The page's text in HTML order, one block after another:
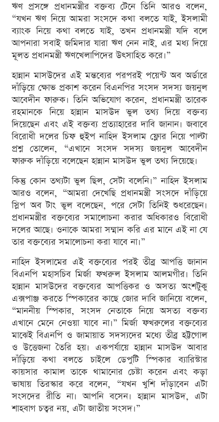
ঋণ প্রসঙ্গে প্রধানমন্ত্রীর বক্তব্য টেনে তিনি আরও বলেন,
“যখন ঋণ নিয়ে আমরা সংসদে কথা বলতে যাই, ইসলামী
ব্যাংক নিয়ে কথা বলতে যাই, তখন প্রধানমন্ত্রী যদি বলে
আপনারা সবাই জমিদার যারা ঋণ নেন নাই, এর মধ্য দিয়ে
মূলত প্রধানমন্ত্রী ঋণখেলাপিদের উৎসাহিত করে।”
হান্নান মাসউদের এই মন্তব্যের পরপরই পয়েন্ট অব অর্ডারে
দাঁড়িয়ে ক্ষোভ প্রকাশ করেন বিএনপির সংসদ সদস্য জয়নুল
আবেদীন ফারুক। তিনি অভিযোগ করেন, প্রধানমন্ত্রী তারেক
রহমানকে নিয়ে হান্নান মাসউদ ভুল তথ্য দিয়ে বক্তব্য
দিয়েছেন এবং এই বক্তব্য প্রত্যাহারের দাবি জানান। জবাবে
বিরোধী দলের চিফ হুইপ নাহিদ ইসলাম ফ্লোর নিয়ে পাল্টা
প্রশ্ন তোলেন, “এখানে সংসদ সদস্য জয়নুল আবেদীন
ফারুক দাঁড়িয়ে বলেছেন হান্নান মাসউদ ভুল তথ্য দিয়েছে।
কিন্তু কোন তথ্যটা ভুল ছিল, সেটা বলেনি।” নাহিদ ইসলাম
আরও বলেন, “আমরা দেখেছি প্রধানমন্ত্রী সংসদে দাঁড়িয়ে
স্লিপ অব টাং ভুল বলেছেন, পরে সেটা তিনিই শুধরেছেন।
প্রধানমন্ত্রীর বক্তব্যের সমালোচনা করার অধিকারও বিরোধী
দলের আছে। ওনাকে আমরা সম্মান করি এর মানে এই না যে
তার বক্তব্যের সমালোচনা করা যাবে না।”
নাহিদ ইসলামের এই বক্তব্যের পরই তীব্র আপত্তি জানান
বিএনপি মহাসচিব মির্জা ফখরুল ইসলাম আলমগীর। তিনি
হান্নান মাসউদের বক্তব্যের আপত্তিকর ও অসত্য অংশটুকু
এক্সপাঞ্জ করতে স্পিকারের কাছে জোর দাবি জানিয়ে বলেন,
“মাননীয় স্পিকার, সংসদ নেতাকে নিয়ে অসত্য বক্তব্য
এখানে মেনে নেওয়া যাবে না।” মির্জা ফখরুলের বক্তব্যের
মাঝেই বিএনপি ও জামায়াত সদস্যদের মধ্যে তীব্র হট্টগোল
ও উত্তেজনা তৈরি হয়। একপর্যায়ে হান্নান মাসউদ আবার
দাঁড়িয়ে কথা বলতে চাইলে ডেপুটি স্পিকার ব্যারিস্টার
কায়সার কামাল তাকে থামানোর চেষ্টা করেন এবং কড়া
ভাষায় তিরস্কার করে বলেন, “যখন খুশি দাঁড়াবেন এটা
সংসদের রীতি না। আপনি বসেন। হান্নান মাসউদ, এটা
শাহবাগ চত্বর নয়, এটা জাতীয় সংসদ।”